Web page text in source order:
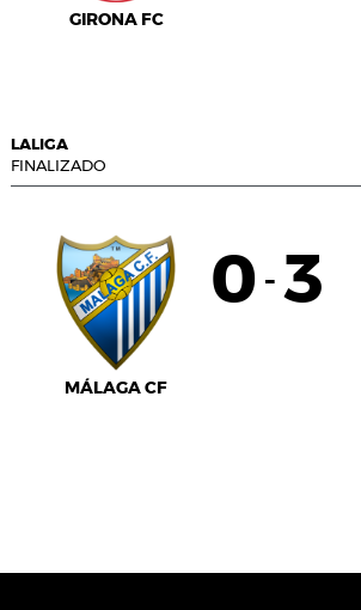
GIRONA FC
LALIGA
FINALIZADO
MÁLAGA CF
0 - 3